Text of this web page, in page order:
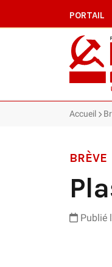
PORTAIL
Accueil
BRÈVE
Publié